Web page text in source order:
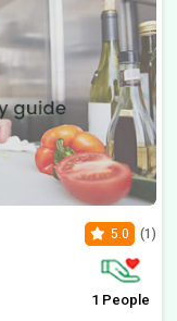
5.0 (1)
1 People